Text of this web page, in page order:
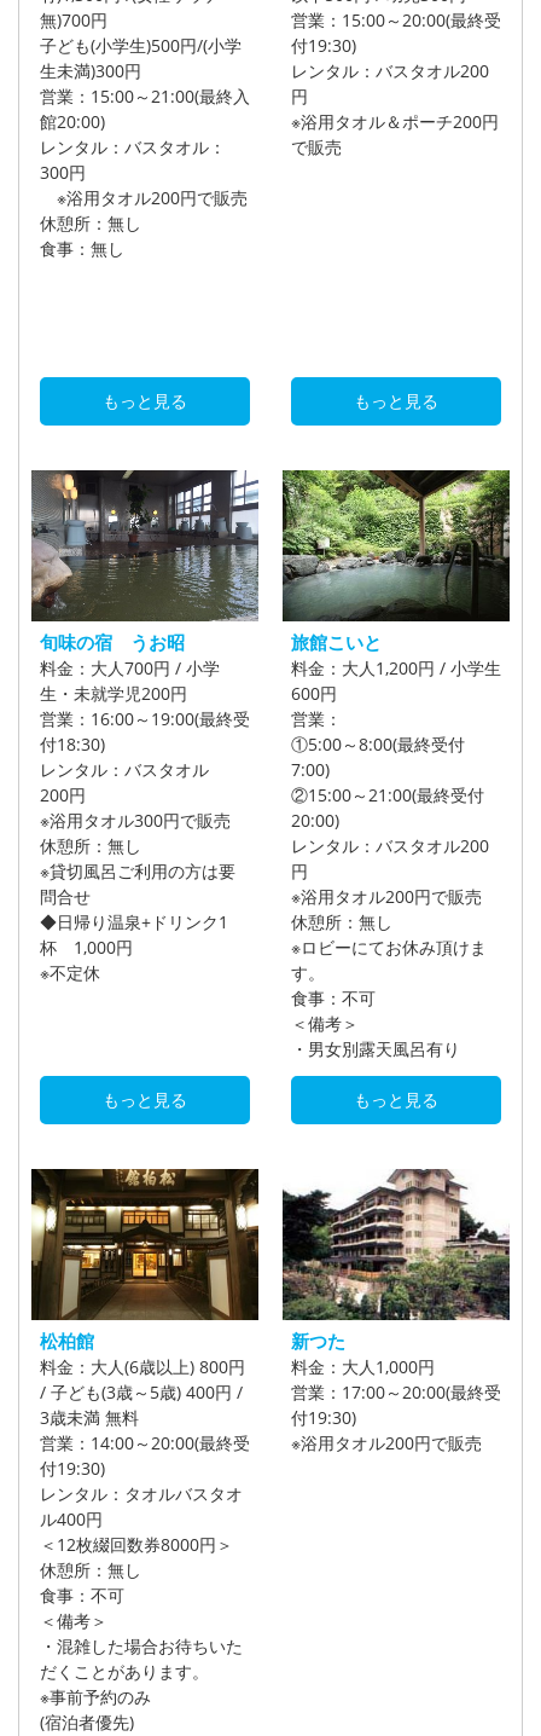
無)700円
子ども(小学生)500円/(小学
生未満)300円
営業：15:00～21:00(最終入
館20:00)
レンタル：バスタオル：
300円
※浴用タオル200円で販売
休憩所：無し
食事：無し
もっと見る
営業：15:00～20:00(最終受
付19:30)
レンタル：バスタオル200
円
※浴用タオル＆ポーチ200円
で販売
もっと見る
旬味の宿 うお昭
料金：大人700円 / 小学
生・未就学児200円
営業：16:00～19:00(最終受
付18:30)
レンタル：バスタオル
200円
※浴用タオル300円で販売
休憩所：無し
※貸切風呂ご利用の方は要
問合せ
◆日帰り温泉+ドリンク1
杯 1,000円
※不定休
もっと見る
旅館こいと
料金：大人1,200円 / 小学生
600円
営業：
①5:00～8:00(最終受付
7:00)
②15:00～21:00(最終受付
20:00)
レンタル：バスタオル200
円
※浴用タオル200円で販売
休憩所：無し
※ロビーにてお休み頂けま
す。
食事：不可
＜備考＞
・男女別露天風呂有り
もっと見る
松柏館
料金：大人(6歳以上) 800円
/ 子ども(3歳～5歳) 400円 /
3歳未満 無料
営業：14:00～20:00(最終受
付19:30)
レンタル：タオルバスタオ
ル400円
＜12枚綴回数券8000円＞
休憩所：無し
食事：不可
＜備考＞
・混雑した場合お待ちいた
だくことがあります。
※事前予約のみ
(宿泊者優先)
新つた
料金：大人1,000円
営業：17:00～20:00(最終受
付19:30)
※浴用タオル200円で販売